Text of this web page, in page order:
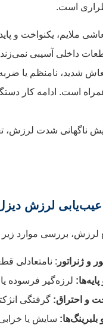
است.
ملایم، یکنواخت و
داخلی آسیبی
شدید، نامنظم یا
است. ادامه کار
ناگهانی شدت لرزش،
لرزش دیزل
لرزش، بررسی موارد
و ژنراتور : نامتعادلی
لرزه‌گیر فرسوده
و احتراق: گرفتگی
بلبرینگ‌ها: سایش یا